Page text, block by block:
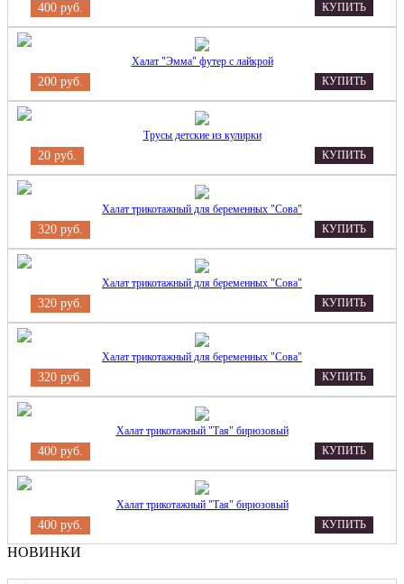
400 руб. КУПИТЬ
Халат "Эмма" футер с лайкрой
200 руб. КУПИТЬ
Трусы детские из кулирки
20 руб. КУПИТЬ
Халат трикотажный для беременных "Сова"
320 руб. КУПИТЬ
Халат трикотажный для беременных "Сова"
320 руб. КУПИТЬ
Халат трикотажный для беременных "Сова"
320 руб. КУПИТЬ
Халат трикотажный "Тая" бирюзовый
400 руб. КУПИТЬ
Халат трикотажный "Тая" бирюзовый
400 руб. КУПИТЬ
НОВИНКИ